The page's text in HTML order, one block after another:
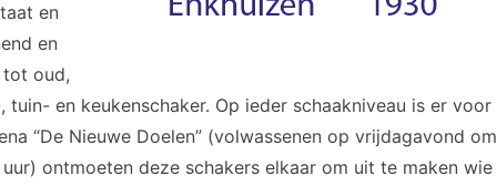
en
en
tot oud,
en keukenschaker. Op ieder schaakniveau is er voor
“De Nieuwe Doelen” (volwassenen op vrijdagavond om
ontmoeten deze schakers elkaar om uit te maken wie